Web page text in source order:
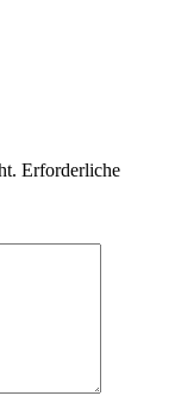
Erforderliche